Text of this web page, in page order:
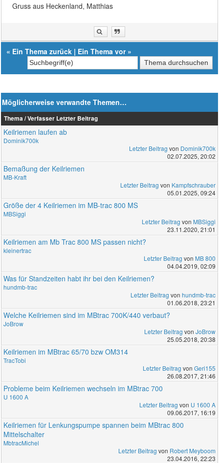
Gruss aus Heckenland, Matthias
« Ein Thema zurück | Ein Thema vor»
Möglicherweise verwandte Themen…
Thema / Verfasser Letzter Beitrag
Keilriemen laufen ab
Dominik700k
Letzter Beitrag von Dominik700k
02.07.2025, 20:02
Bemaßung der Keilriemen
MB-Kraft
Letzter Beitrag von Kampfschrauber
05.01.2025, 09:24
Größe der 4 Keilriemen im MB-trac 800 MS
MBSiggi
Letzter Beitrag von MBSiggi
23.11.2020, 21:01
Keilriemen am Mb Trac 800 MS passen nicht?
kleinertrac
Letzter Beitrag von MB 800
04.04.2019, 02:09
Was für Standzeiten habt ihr bei den Keilriemen?
hundmb-trac
Letzter Beitrag von hundmb-trac
01.06.2018, 23:21
Welche Keilriemen sind im MBtrac 700K/440 verbaut?
JoBrow
Letzter Beitrag von JoBrow
25.05.2018, 20:38
Keilriemen im MBtrac 65/70 bzw OM314
TracTobi
Letzter Beitrag von Geri155
26.08.2017, 21:46
Probleme beim Keilriemen wechseln im MBtrac 700
U 1600 A
Letzter Beitrag von U 1600 A
09.06.2017, 16:19
Keilriemen für Lenkungspumpe spannen beim MBtrac 800
Mittelschalter
MbtracMichel
Letzter Beitrag von Robert Meyboom
23.04.2016, 22:23